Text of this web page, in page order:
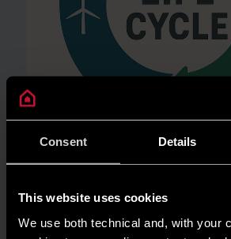
Consent Details
This website uses cookies
We use both technical and, with your
Risparmio energetico:
casa in un modello di